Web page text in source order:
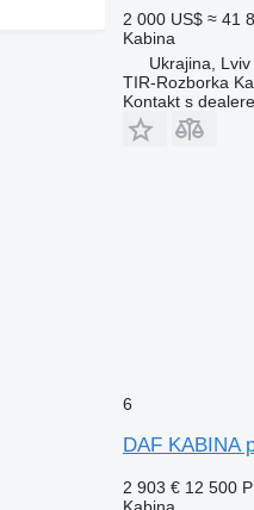
2 000 US$ ≈ 41
Kabina
Ukrajina, Lviv
TIR-Rozborka
Kontakt s
6
DAF KABINA
2 903 € 12 500
Kabina